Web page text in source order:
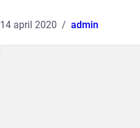
14 april 2020 admin